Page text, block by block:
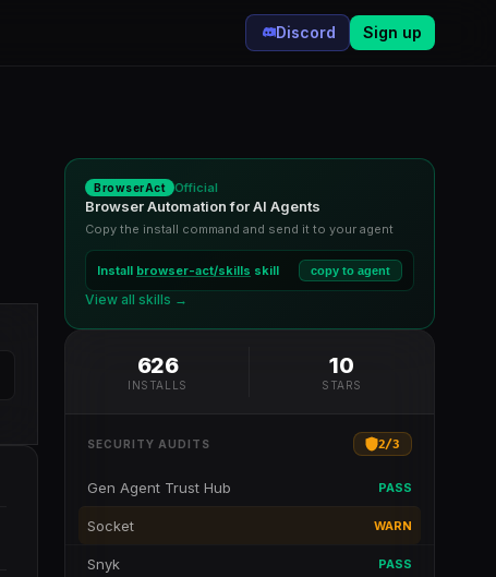
Discord Sign up
BrowserAct Official
Browser Automation for AI Agents
Copy the install command and send it to your agent
Install browser-act/skills skill copy to agent
View all skills →
626
INSTALLS
10
STARS
SECURITY AUDITS 2/3
Gen Agent Trust Hub PASS
Socket WARN
Snyk PASS